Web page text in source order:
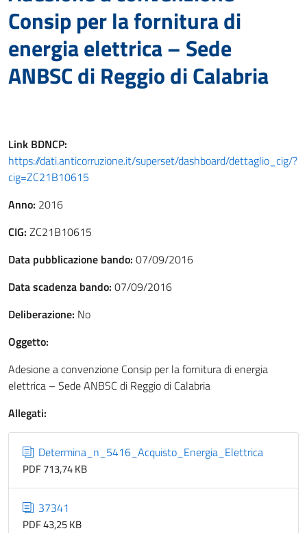
Consip per la fornitura di
energia elettrica – Sede
ANBSC di Reggio di Calabria
Link BDNCP:
https://dati.anticorruzione.it/superset/dashboard/dettaglio_cig/?
cig=ZC21B10615
Anno: 2016
CIG: ZC21B10615
Data pubblicazione bando: 07/09/2016
Data scadenza bando: 07/09/2016
Deliberazione: No
Oggetto:
Adesione a convenzione Consip per la fornitura di energia
elettrica – Sede ANBSC di Reggio di Calabria
Allegati:
Determina_n_5416_Acquisto_Energia_Elettrica
PDF 713,74 KB
37341
PDF 43,25 KB